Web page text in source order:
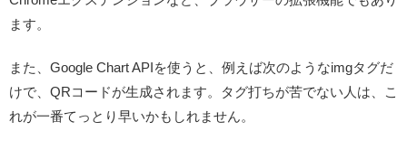
ます。
また、Google Chart APIを使うと、例えば次のようなimgタグだ
けで、QRコードが生成されます。タグ打ちが苦でない人は、こ
れが一番てっとり早いかもしれません。